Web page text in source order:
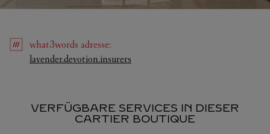
what3words adresse:
lavender.devotion.insurers
VERFÜGBARE SERVICES IN DIESER
CARTIER BOUTIQUE